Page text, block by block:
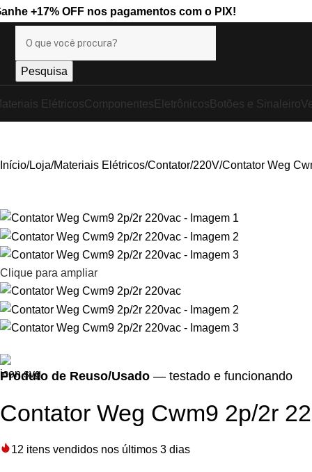
+17% OFF nos pagamentos com o PIX!
Pesquisa
ElétricosComponentes Eletrônicos Botões e Sinaleiro
Início Loja Materiais Elétricos Contator 220V Contator Weg
Clique para ampliar
Produto de Reuso/Usado — testado e funcionando
Contator Weg Cwm9 2p/2r
12 itens vendidos nos últimos 3 dias